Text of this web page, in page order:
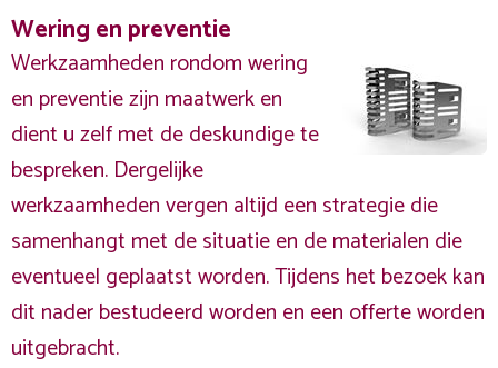
Wering en preventie
Werkzaamheden rondom wering
en preventie zijn maatwerk en
dient u zelf met de deskundige te
bespreken. Dergelijke
werkzaamheden vergen altijd een strategie die
samenhangt met de situatie en de materialen die
eventueel geplaatst worden. Tijdens het bezoek kan
dit nader bestudeerd worden en een offerte worden
uitgebracht.